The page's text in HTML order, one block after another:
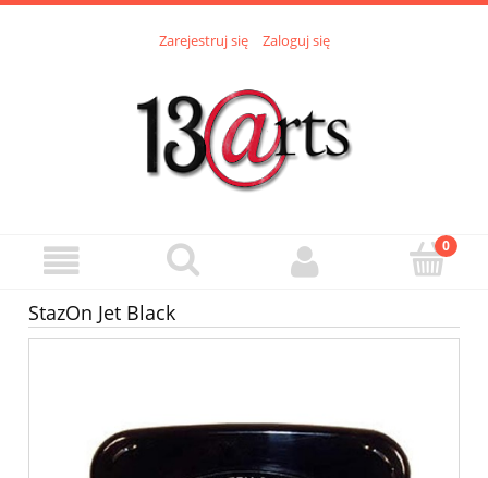
Zarejestruj się Zaloguj się
StazOn Jet Black